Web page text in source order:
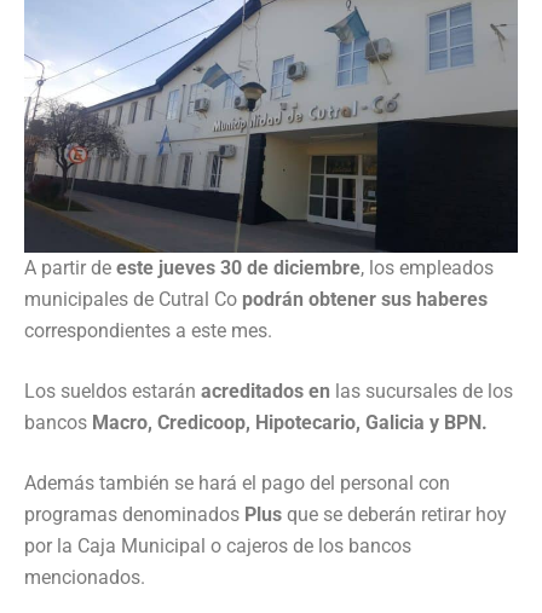
A partir de este jueves 30 de diciembre, los empleados
municipales de Cutral Co podrán obtener sus haberes
correspondientes a este mes.
Los sueldos estarán acreditados en las sucursales de los
bancos Macro, Credicoop, Hipotecario, Galicia y BPN.
Además también se hará el pago del personal con
programas denominados Plus que se deberán retirar hoy
por la Caja Municipal o cajeros de los bancos
mencionados.